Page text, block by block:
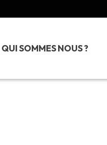
QUI SOMMES NOUS ?